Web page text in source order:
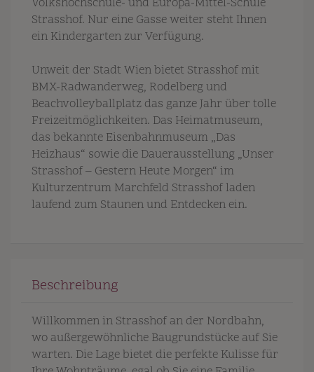
Volkshochschule- und Europa-Mittel-Schule
Strasshof. Nur eine Gasse weiter steht Ihnen
ein Kindergarten zur Verfügung.
Unweit der Stadt Wien bietet Strasshof mit
BMX-Radwanderweg, Rodelberg und
Beachvolleyballplatz das ganze Jahr über tolle
Freizeitmöglichkeiten. Das Heimatmuseum,
das bekannte Eisenbahnmuseum „Das
Heizhaus“ sowie die Dauerausstellung „Unser
Strasshof – Gestern Heute Morgen“ im
Kulturzentrum Marchfeld Strasshof laden
laufend zum Staunen und Entdecken ein.
Beschreibung
Willkommen in Strasshof an der Nordbahn,
wo außergewöhnliche Baugrundstücke auf Sie
warten. Die Lage bietet die perfekte Kulisse für